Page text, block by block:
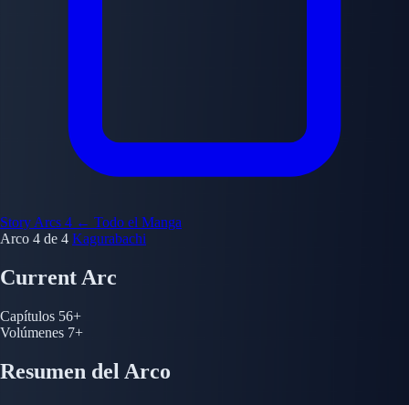
Story Arcs 4 ← Todo el Manga
Arco 4 de 4 Kagurabachi
Current Arc
Capítulos 56+
Volúmenes 7+
Resumen del Arco